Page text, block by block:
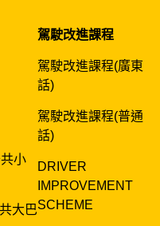
小
大巴
駕駛改進課程
駕駛改進課程(廣東
話)
駕駛改進課程(普通
話)
DRIVER
IMPROVEMENT
SCHEME